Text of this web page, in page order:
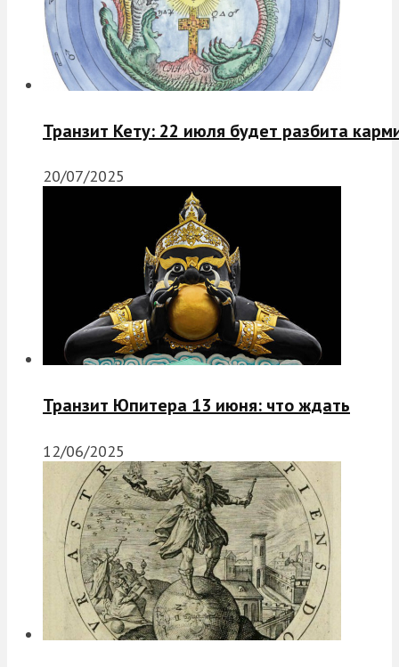
Транзит Кету: 22 июля будет разбита
20/07/2025
Транзит Юпитера 13 июня: что ждать
12/06/2025